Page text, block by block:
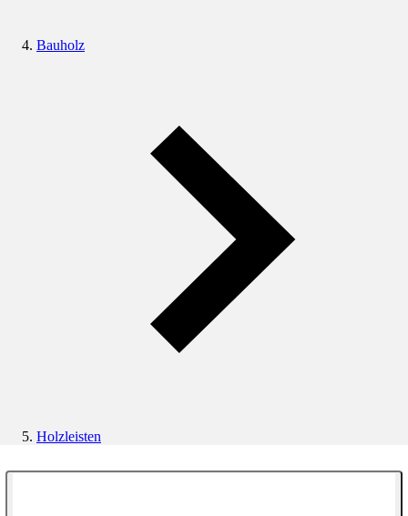
Bauholz
Holzleisten